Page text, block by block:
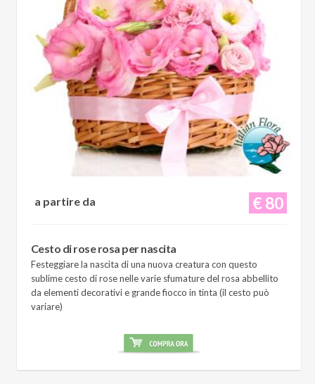
€ 80
a partire da
Cesto di rose rosa per nascita
Festeggiare la nascita di una nuova creatura con questo
sublime cesto di rose nelle varie sfumature del rosa abbellito
da elementi decorativi e grande fiocco in tinta (il cesto può
variare)